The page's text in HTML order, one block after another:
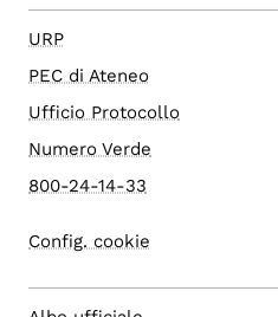
URP
PEC di Ateneo
Ufficio Protocollo
Numero Verde
800-24-14-33
Config. cookie